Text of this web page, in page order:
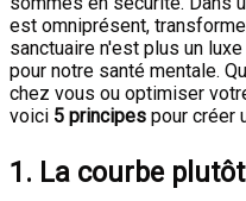
est omniprésent,
sanctuaire n'est plus un
pour notre santé mentale.
chez vous ou optimiser
voici 5 principes pour créer
1. La courbe